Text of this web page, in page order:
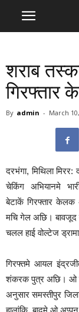
शराब
गिरफ्तार
By admin - March
दरभंगा, मिथिला मिरर:
चेकिंग अभियानमे
बेटाकें गिरफ्तार केलक
मचि गेल अछि। बावजूद
चलल हाई वोल्टेज
गिरफ्तमे आयल
शंकरक पुत्र अछि। ओ
अनुसार समस्तीपुर
हालांकि, बादमे ओ